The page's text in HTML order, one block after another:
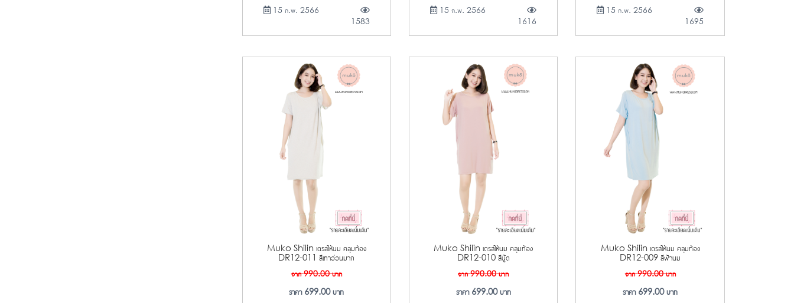
15 ก.พ. 2566
1583
15 ก.พ. 2566
1616
15 ก.พ. 2566
1695
Muko Shilin เดรสให้นม คลุมท้อง
DR12-011 สีเทาอ่อนมาก
จาก990.00บาท
ราคา 699.00บาท
Muko Shilin เดรสให้นม คลุมท้อง
DR12-010 สีนู๊ด
จาก990.00บาท
ราคา 699.00บาท
Muko Shilin เดรสให้นม คลุมท้อง
DR12-009 สีฟ้านม
จาก990.00บาท
ราคา 699.00บาท